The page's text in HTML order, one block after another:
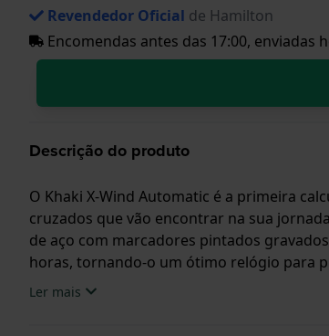
Revendedor Oficial de Hamilton
Encomendas antes das 17:00, enviadas
Descrição do produto
O Khaki X-Wind Automatic é a primeira
cruzados que vão encontrar na sua
de aço com marcadores pintados
horas, tornando-o um ótimo relógio para
Ler mais